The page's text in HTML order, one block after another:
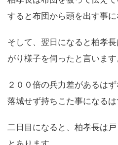
すると布団から頭を出す事に
そして、翌日になると柏孝
がり様子を伺ったと言います
２００倍の兵力差があるは
落城せず持ちこた事になるは
二日目になると、柏孝長は